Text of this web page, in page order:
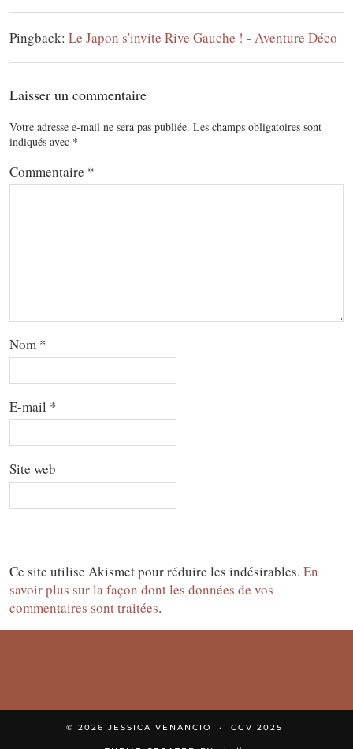
Pingback: Le Japon s'invite Rive Gauche ! - Aventure Déco
Laisser un commentaire
Votre adresse e-mail ne sera pas publiée. Les champs obligatoires sont
indiqués avec *
Commentaire *
Nom *
E-mail *
Site web
Ce site utilise Akismet pour réduire les indésirables. En
savoir plus sur la façon dont les données de vos
commentaires sont traitées.
© 2026 JESSICA VENANCIO CGV 2025